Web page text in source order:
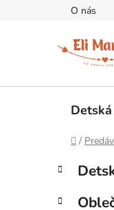
O nás
Domov
/
B
č
Preskočiť
kategórie
K
a